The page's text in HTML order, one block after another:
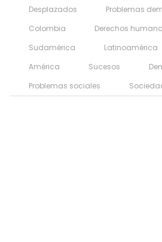
Desplazados
Problemas
Colombia
Derechos
Sudamérica
Latinoamérica
América
Sucesos
Problemas sociales